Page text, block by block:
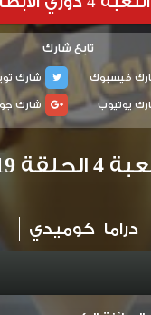
تابع شارك
فيسبوك
شارك
يوتيوب
شارك
دراما كوميدي